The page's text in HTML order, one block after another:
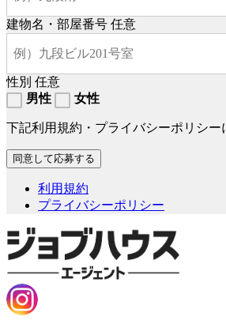
建物名・部屋番号 任意
性別 任意
男性
女性
下記利用規約・プライバシーポリシー
利用規約
プライバシーポリシー